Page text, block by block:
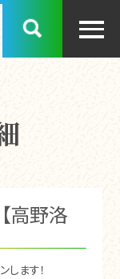
高野洛
ます！